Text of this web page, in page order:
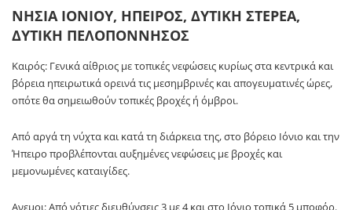
ΝΗΣΙΑ ΙΟΝΙΟΥ, ΗΠΕΙΡΟΣ, ΔΥΤΙΚΗ ΣΤΕΡΕΑ,
ΔΥΤΙΚΗ ΠΕΛΟΠΟΝΝΗΣΟΣ
Καιρός: Γενικά αίθριος με τοπικές νεφώσεις κυρίως στα κεντρικά και
βόρεια ηπειρωτικά ορεινά τις μεσημβρινές και απογευματινές ώρες,
οπότε θα σημειωθούν τοπικές βροχές ή όμβροι.
Από αργά τη νύχτα και κατά τη διάρκεια της, στο βόρειο Ιόνιο και την
Ήπειρο προβλέπονται αυξημένες νεφώσεις με βροχές και
μεμονωμένες καταιγίδες.
Ανεμοι: Από νότιες διευθύνσεις 3 με 4 και στο Ιόνιο τοπικά 5 μποφόρ.